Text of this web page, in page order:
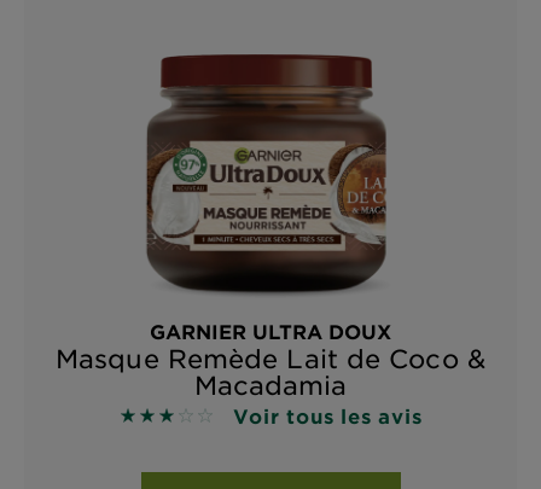
GARNIER ULTRA DOUX
Masque Remède Lait de Coco &
Macadamia
3 sur 5 étoiles basé sur les avis
Voir tous les avis